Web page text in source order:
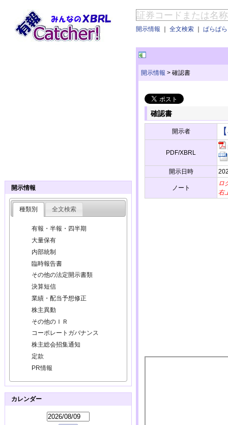
開示情報 ｜ 全文検索 ｜ ぱらぱ
開示情報 > 確認書
確認書
開示者
PDF/XBRL
開示日時
ノート
ロ
右
開示情報
種類別 全文検索
有報・半報・四半期
大量保有
内部統制
臨時報告書
その他の法定開示書類
決算短信
業績・配当予想修正
株主異動
その他のＩＲ
コーポレートガバナンス
株主総会招集通知
定款
PR情報
カレンダー